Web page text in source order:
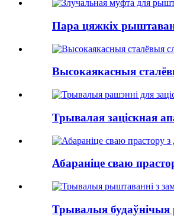
Пара цяжкіх
Высокаякасныя
Трывалая заціскная
Абараніце сваю
Трывалыя будаўнічыя